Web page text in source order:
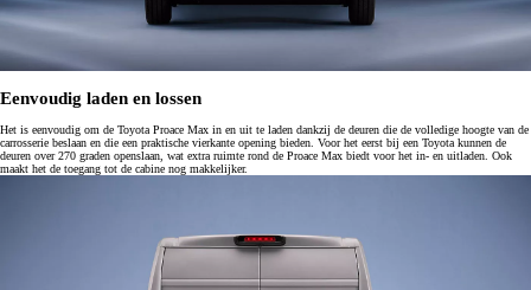
Eenvoudig laden en lossen
Het is eenvoudig om de Toyota Proace Max in en uit te laden dankzij de deuren die de volledige hoogte van de
carrosserie beslaan en die een praktische vierkante opening bieden. Voor het eerst bij een Toyota kunnen de
deuren over 270 graden openslaan, wat extra ruimte rond de Proace Max biedt voor het in- en uitladen. Ook
maakt het de toegang tot de cabine nog makkelijker.